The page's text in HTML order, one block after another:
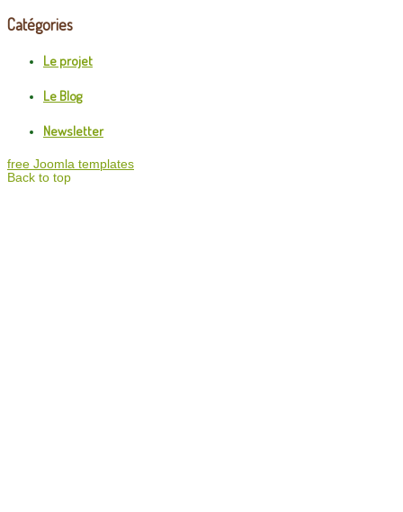
Catégories
Le projet
Le Blog
Newsletter
free Joomla templates
Back to top